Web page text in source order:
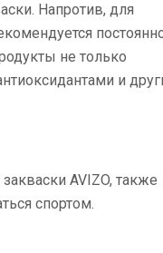
Напротив, для
не только
и
AVIZO, также
спортом.